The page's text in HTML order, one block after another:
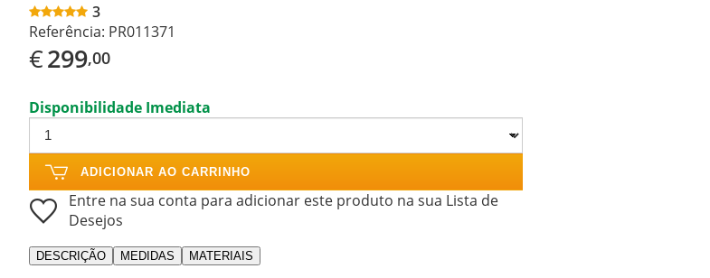
3
Referência: PR011371
€299,00
Disponibilidade Imediata
ADICIONAR AO CARRINHO
Entre na sua conta para adicionar este produto na sua Lista de
Desejos
DESCRIÇÃO MEDIDAS MATERIAIS